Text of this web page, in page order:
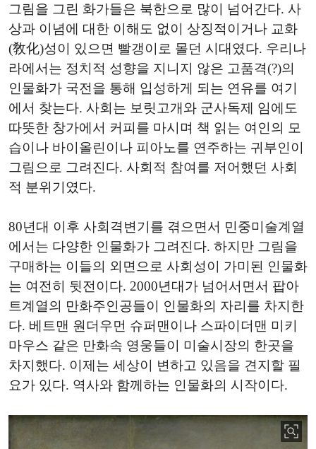
그림을 그린 화가들은 북한으로 많이 넘어간다. 사
상과 이념에 대한 이해도 없이 상징적이거나 교화
(敎化)성이 있으면 빨갱이로 몰던 시대였다. 우리나
라에서는 정치적 성향을 지니지 않은 고품격(?)의
인물화가 국전을 통해 입성하게 되는 연유를 여기
에서 찾는다. 사회는 보릿고개와 군사독제 임에도
따뜻한 창가에서 커피를 마시며 책 읽는 여인의 모
습이나 바이올린이나 피아노를 연주하는 귀부인이
그림으로 그려진다. 사회적 참여를 저어했던 사회
적 분위기였다.
80년대 이후 사회격변기를 겪으면서 민중미술계열
에서는 다양한 인물화가 그려진다. 하지만 그림을
구매하는 이들의 외면으로 사회성이 가미된 인물화
는 여전히 뒷전이다. 2000년대가 넘어서면서 팝아
트계열의 만화주인공들이 인물화의 자리를 차지한
다. 베트맨 원더우먼 슈퍼맨이나 스파이더맨 미키
마우스 같은 만화속 영웅들이 미술시장의 한곳을
차지했다. 이제는 세상이 변하고 있음을 견지할 필
요가 있다. 역사와 함께하는 인물화의 시작이다.